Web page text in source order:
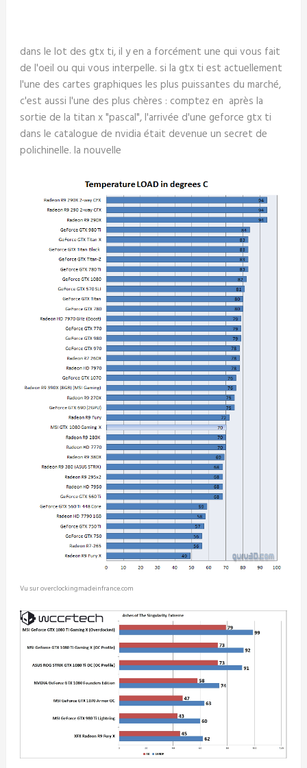
dans le lot des gtx ti, il y en a forcément une qui vous fait
de l'oeil ou qui vous interpelle. si la gtx ti est actuellement
l'une des cartes graphiques les plus puissantes du marché,
c'est aussi l'une des plus chères : comptez en après la
sortie de la titan x "pascal", l'arrivée d'une geforce gtx ti
dans le catalogue de nvidia était devenue un secret de
polichinelle. la nouvelle
Vu sur overclockingmadeinfrance.com